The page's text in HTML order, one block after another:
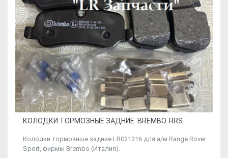
КОЛОДКИ ТОРМОЗНЫЕ ЗАДНИЕ. BREMBO. RRS
Колодки тормозные задние LR021316 для а/м Range Rover
Sport, фирмы Brembo (Италия).